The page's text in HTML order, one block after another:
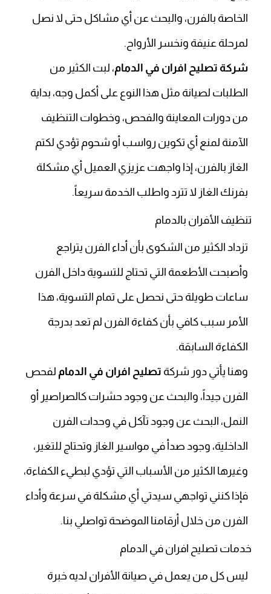
الخاصة بالفرن، والبحث عن أي مشاكل حتى لا نصل
لمرحلة عنيفة ونخسر الأرواح.
شركة تصليح افران في الدمام، لبت الكثير من
الطلبات لصيانة مثل هذا النوع على أكمل وجه، بداية
من دورات المعاينة والفحص، وخطوات التنظيف
الآمنة لمنع أي تكوين رواسب أو شحوم تؤدي لكتم
الغاز بالفرن، إذا واجهت عزيزي العميل أي مشكلة
بفرنك الغاز لا تترد واطلب الخدمة سريعاً.
تنظيف الأفران بالدمام
تزداد الكثير من الشكوى بأن أداء الفرن يتراجع
وأصبحت الأطعمة التي تحتاج للتسوية داخل الفرن
ساعات طويلة حتى نحصل على تمام التسوية، هذا
الأمر سبب كافي بأن كفاءة الفرن لم تعد بدرجة
الكفاءة السابقة.
وهنا يأتي دور شركة تصليح افران في الدمام لفحص
الفرن جيداً، والبحث عن وجود حشرات كالصراصير أو
النمل، البحث عن وجود تآكل في وحدات الفرن
الداخلية، وجود صدأ في مواسير الغاز وتحتاج للتغير،
وغيرها الكثير من الأسباب التي تؤدي لبطيء الكفاءة،
فإذا كنني تواجهي سيدتي أي مشكلة في سرعة وأداء
الفرن من خلال أرقامنا الموضحة تواصلي بنا.
خدمات تصليح افران في الدمام
ليس كل من يعمل في صيانة الأفران لديه خبرة